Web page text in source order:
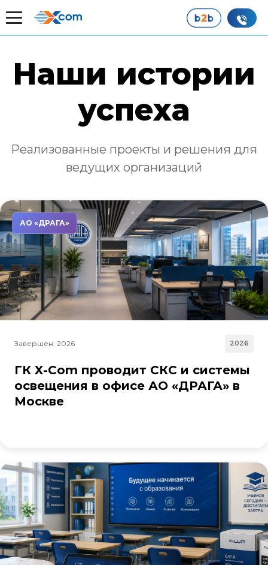
Главная Наши истории успеха
Наши истории
успеха
Реализованные проекты и решения для
ведущих организаций
АО «ДРАГА»
Завершен: 2026 2026
ГК X-Com проводит СКС и системы
освещения в офисе АО «ДРАГА» в
Москве